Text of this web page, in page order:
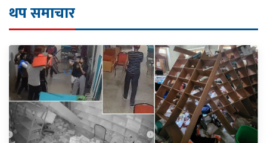
थप समाचार